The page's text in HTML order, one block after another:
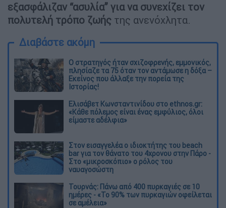
εξασφάλιζαν “ασυλία” για να συνεχίζει τον
πολυτελή τρόπο ζωής της ανενόχλητα.
Διαβάστε ακόμη
O στρατηγός ήταν σχιζοφρενής, εμμονικός,
πλησίαζε τα 75 όταν τον αντάμωσε η δόξα –
Εκείνος που άλλαξε την πορεία της
Ιστορίας!
Ελισάβετ Κωνσταντινίδου στο ethnos.gr:
«Κάθε πόλεμος είναι ένας εμφύλιος, όλοι
είμαστε αδέλφια»
Στον εισαγγελέα ο ιδιοκτήτης του beach
bar για τον θάνατο του 4χρονου στην Πάρο -
Στο «μικροσκόπιο» ο ρόλος του
ναυαγοσώστη
Τουρνάς: Πάνω από 400 πυρκαγιές σε 10
ημέρες - «Το 90% των πυρκαγιών οφείλεται
σε αμέλεια»